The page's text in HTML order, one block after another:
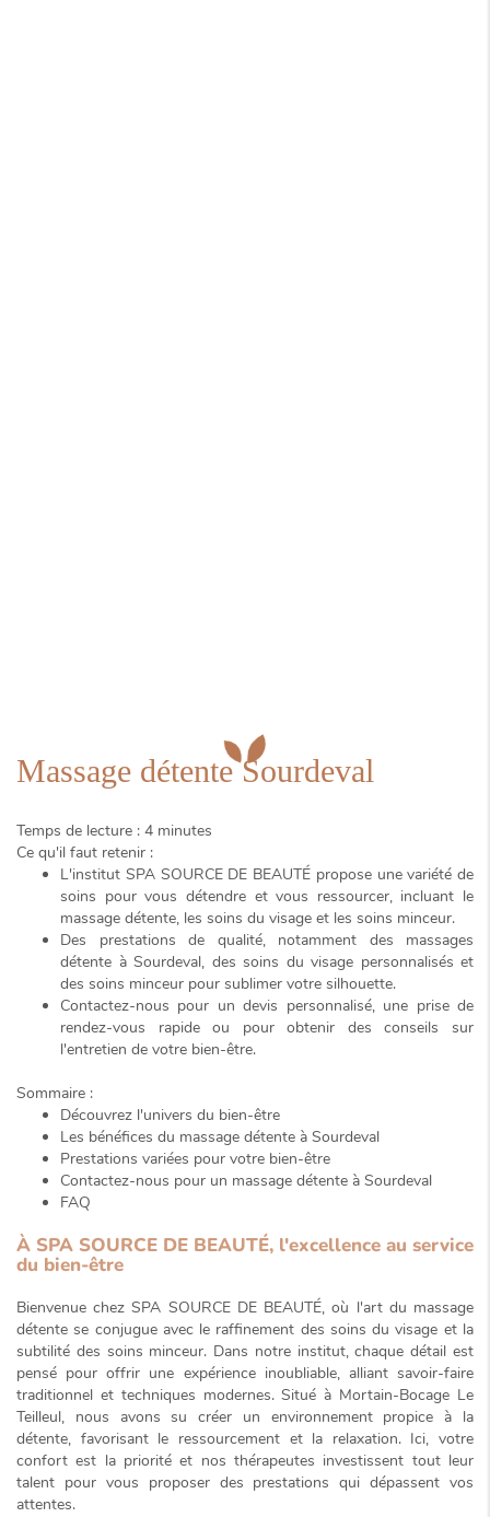
Massage détente Sourdeval
Temps de lecture : 4 minutes
Ce qu'il faut retenir :
L'institut SPA SOURCE DE BEAUTÉ propose une variété de
soins pour vous détendre et vous ressourcer, incluant le
massage détente, les soins du visage et les soins minceur.
Des prestations de qualité, notamment des massages
détente à Sourdeval, des soins du visage personnalisés et
des soins minceur pour sublimer votre silhouette.
Contactez-nous pour un devis personnalisé, une prise de
rendez-vous rapide ou pour obtenir des conseils sur
l'entretien de votre bien-être.
Sommaire :
Découvrez l'univers du bien-être
Les bénéfices du massage détente à Sourdeval
Prestations variées pour votre bien-être
Contactez-nous pour un massage détente à Sourdeval
FAQ
À SPA SOURCE DE BEAUTÉ, l'excellence au service
du bien-être
Bienvenue chez SPA SOURCE DE BEAUTÉ, où l'art du massage
détente se conjugue avec le raffinement des soins du visage et la
subtilité des soins minceur. Dans notre institut, chaque détail est
pensé pour offrir une expérience inoubliable, alliant savoir-faire
traditionnel et techniques modernes. Situé à Mortain-Bocage Le
Teilleul, nous avons su créer un environnement propice à la
détente, favorisant le ressourcement et la relaxation. Ici, votre
confort est la priorité et nos thérapeutes investissent tout leur
talent pour vous proposer des prestations qui dépassent vos
attentes.